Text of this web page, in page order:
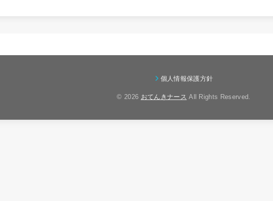
個人情報保護方針
© 2026 おてんきナース All Rights Reserved.